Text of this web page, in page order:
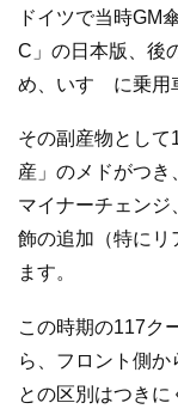
ドイツで当時GM
C」の日本版、後
め、いすゞに乗用
その副産物とし
産」のメドがつき
マイナーチェンジ
飾の追加（特にリ
ます。
この時期の117ク
ら、フロント側か
との区別はつき